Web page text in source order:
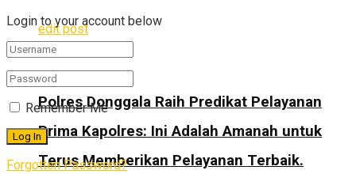
edit post
Polres Donggala Raih Predikat Pelayanan
Prima Kapolres: Ini Adalah Amanah untuk
Terus Memberikan Pelayanan Terbaik.
Login to your account below
Remember Me
Forgotten Password?